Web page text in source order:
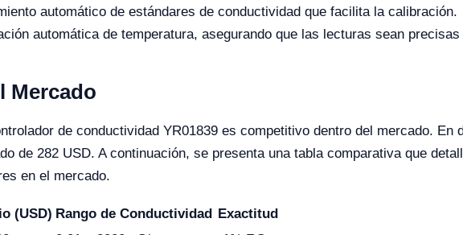
automático de estándares de conductividad que facilita la calibración.
automática de temperatura, asegurando que las lecturas sean
Mercado
de conductividad YR01839 es competitivo dentro del mercado.
de 282 USD. A continuación, se presenta una tabla comparativa que
en el mercado.
(USD) Rango de Conductividad Exactitud